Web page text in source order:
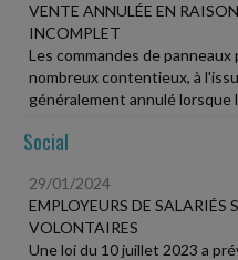
VENTE ANNULÉE EN
INCOMPLET
Les commandes de
nombreux contentieux, à
généralement annulé lorsque
Social
29/01/2024
EMPLOYEURS DE SALARIÉS
VOLONTAIRES
Une loi du 10 juillet 2023 a